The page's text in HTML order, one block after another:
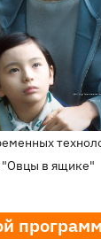
в ящике"